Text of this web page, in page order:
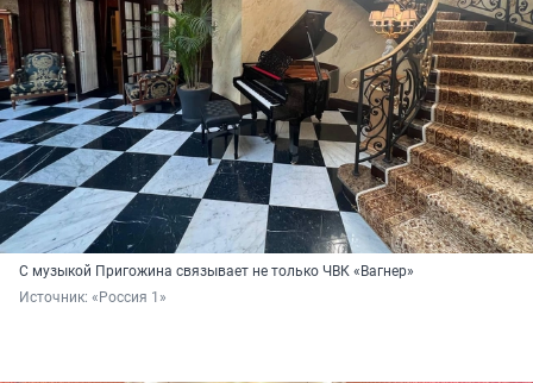
С музыкой Пригожина связывает не только ЧВК «Вагнер»
Источник: «Россия 1»